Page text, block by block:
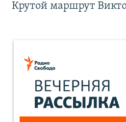
Крутой маршрут